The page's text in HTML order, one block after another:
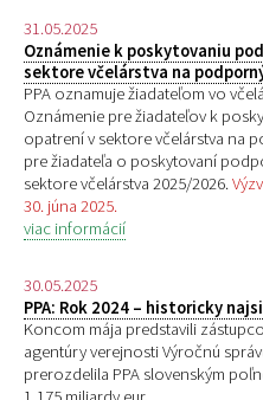
31.05.2025
Oznámenie k poskytovaniu
sektore včelárstva na
PPA oznamuje žiadateľom vo
Oznámenie pre žiadateľov k
opatrení v sektore včelárstva na
pre žiadateľa o poskytovaní
sektore včelárstva 2025/2026.
30. júna 2025.
viac informácií
30.05.2025
PPA: Rok 2024 – historicky
Koncom mája predstavili
agentúry verejnosti Výročnú
prerozdelila PPA slovenským